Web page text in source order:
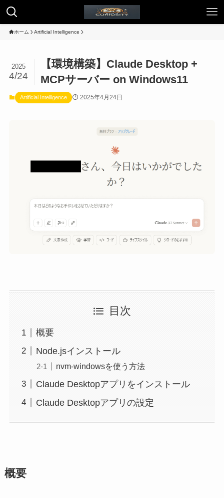
ホーム Artificial Intelligence
【環境構築】Claude Desktop +
MCPサーバー on Windows11
2025
4/24
Artificial Intelligence 2025年4月24日
目次
概要
Node.jsインストール
nvm-windowsを使う方法
Claude Desktopアプリをインストール
Claude Desktopアプリの設定
概要